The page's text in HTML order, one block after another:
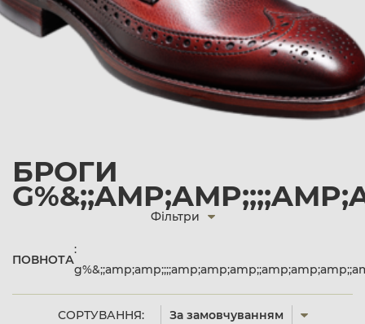
БРОГИ
СОРТУВАННЯ: За замовчуванням
Фільтри
ПОВНОТА
: